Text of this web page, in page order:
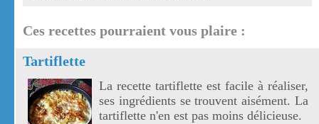
Ces recettes pourraient vous plaire :
Tartiflette
La recette tartiflette est facile à réaliser,
ses ingrédients se trouvent aisément. La
tartiflette n'en est pas moins délicieuse.